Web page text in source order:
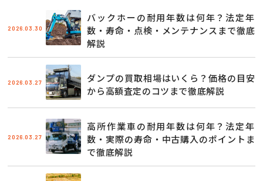
2026.03.30
バックホーの耐用年数は何年？法定年
数・寿命・点検・メンテナンスまで徹底
解説
2026.03.27
ダンプの買取相場はいくら？価格の目安
から高額査定のコツまで徹底解説
2026.03.27
高所作業車の耐用年数は何年？法定年
数・実際の寿命・中古購入のポイントま
で徹底解説